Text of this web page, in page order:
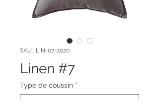
SKU : LIN-07-2020
Linen #7
Type de coussin *